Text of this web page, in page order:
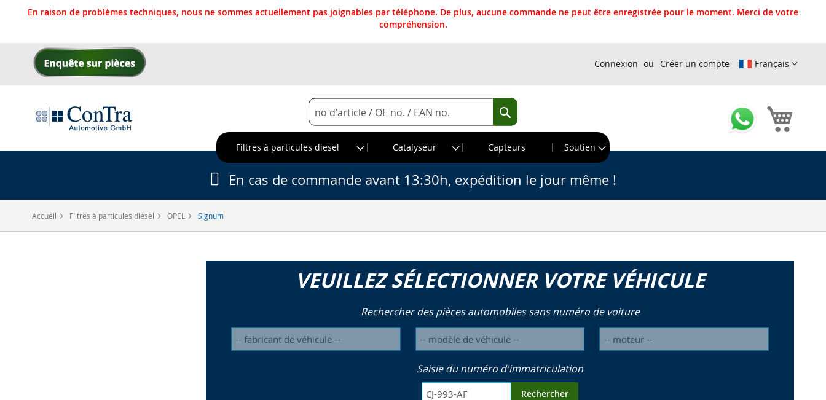
En raison de problèmes techniques, nous ne sommes actuellement pas joignables par téléphone. De plus, aucune commande ne peut être enregistrée pour le moment. Merci de votre
compréhension.
Allez
Français
Connexion Créer un compte
Rechercher
Rechercher
Filtres à particules diesel
Catalyseur Capteurs Soutien
Accueil Filtres à particules diesel OPEL Signum
En cas de commande avant 13:30h, expédition le jour même !
VEUILLEZ SÉLECTIONNER VOTRE VÉHICULE
Rechercher des pièces automobiles sans numéro de voiture
Saisie du numéro d'immatriculation
Rechercher